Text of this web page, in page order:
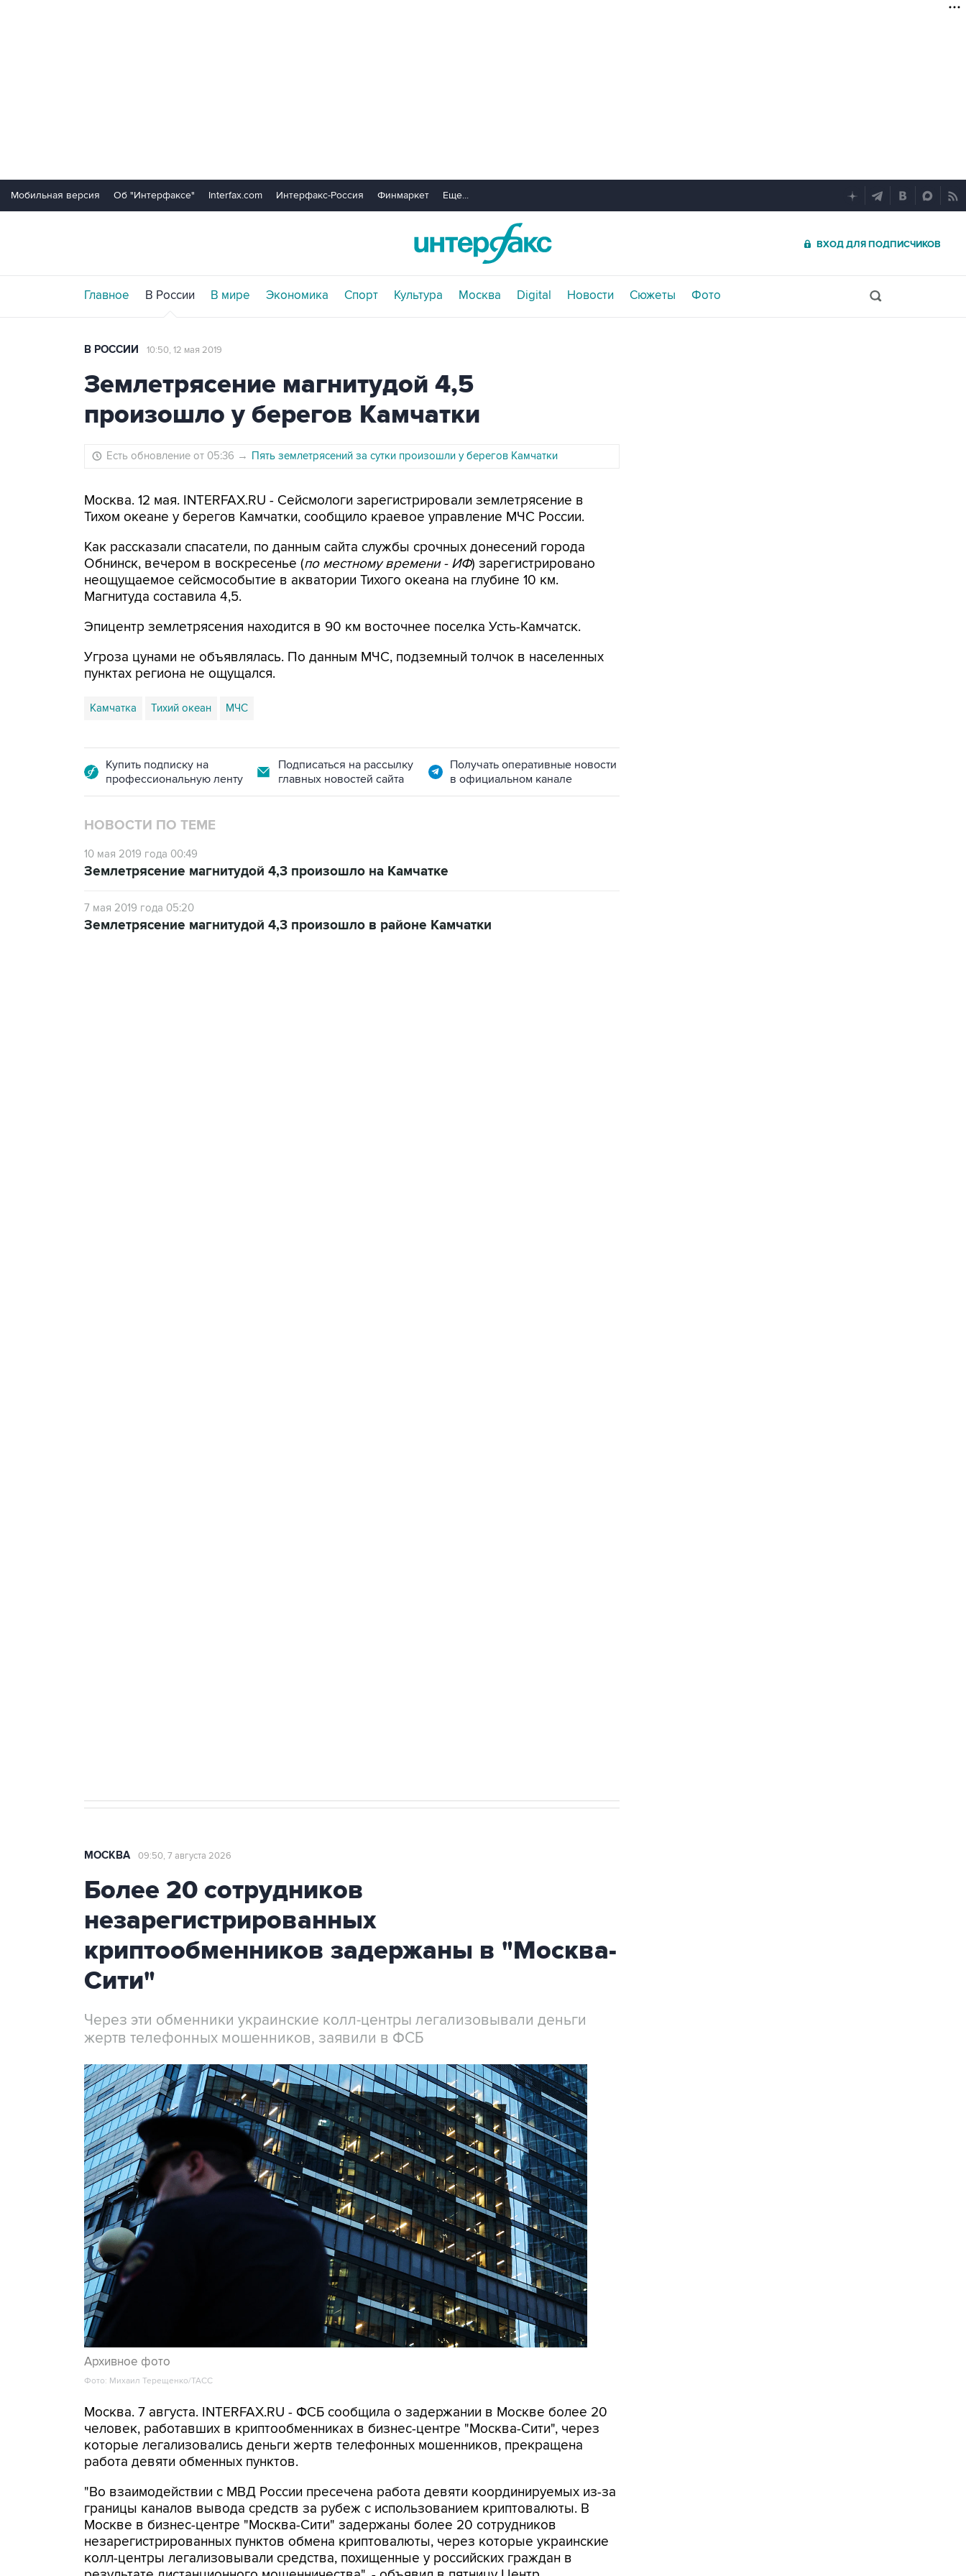
Мобильная версия Об "Интерфаксе" Interfax.com Интерфакс-Россия Финмаркет Еще...
ВХОД ДЛЯ ПОДПИСЧИКОВ
Главное В России В мире Экономика Спорт Культура Москва Digital Новости Сюжеты Фото
В РОССИИ 10:50, 12 мая 2019
Землетрясение магнитудой 4,5
произошло у берегов Камчатки
Есть обновление от 05:36 → Пять землетрясений за сутки произошли у берегов Камчатки
Москва. 12 мая. INTERFAX.RU - Сейсмологи зарегистрировали землетрясение в
Тихом океане у берегов Камчатки, сообщило краевое управление МЧС России.
Как рассказали спасатели, по данным сайта службы срочных донесений города
Обнинск, вечером в воскресенье (по местному времени - ИФ) зарегистрировано
неощущаемое сейсмособытие в акватории Тихого океана на глубине 10 км.
Магнитуда составила 4,5.
Эпицентр землетрясения находится в 90 км восточнее поселка Усть-Камчатск.
Угроза цунами не объявлялась. По данным МЧС, подземный толчок в населенных
пунктах региона не ощущался.
Камчатка Тихий океан МЧС
Купить подписку на
профессиональную ленту
Подписаться на рассылку
главных новостей сайта
Получать оперативные новости
в официальном канале
НОВОСТИ ПО ТЕМЕ
10 мая 2019 года 00:49
Землетрясение магнитудой 4,3 произошло на Камчатке
7 мая 2019 года 05:20
Землетрясение магнитудой 4,3 произошло в районе Камчатки
МОСКВА 09:50, 7 августа 2026
Более 20 сотрудников
незарегистрированных
криптообменников задержаны в "Москва-
Сити"
Через эти обменники украинские колл-центры легализовывали деньги
жертв телефонных мошенников, заявили в ФСБ
Архивное фото
Фото: Михаил Терещенко/ТАСС
Москва. 7 августа. INTERFAX.RU - ФСБ сообщила о задержании в Москве более 20
человек, работавших в криптообменниках в бизнес-центре "Москва-Сити", через
которые легализовались деньги жертв телефонных мошенников, прекращена
работа девяти обменных пунктов.
"Во взаимодействии с МВД России пресечена работа девяти координируемых из-за
границы каналов вывода средств за рубеж с использованием криптовалюты. В
Москве в бизнес-центре "Москва-Сити" задержаны более 20 сотрудников
незарегистрированных пунктов обмена криптовалюты, через которые украинские
колл-центры легализовывали средства, похищенные у российских граждан в